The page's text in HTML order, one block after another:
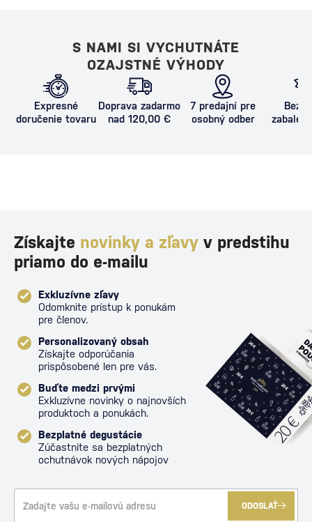
S NAMI SI VYCHUTNÁTE
OZAJSTNÉ VÝHODY
Expresné
doručenie tovaru
Doprava zadarmo
nad 120,00 €
7 predajní pre
osobný odber
Získajte novinky a zľavy v predstihu
priamo do e-mailu
Exkluzívne zľavy
Odomknite prístup k ponukám
pre členov.
Personalizovaný obsah
Získajte odporúčania
prispôsobené len pre vás.
Buďte medzi prvými
Exkluzívne novinky o najnovších
produktoch a ponukách.
Bezplatné degustácie
Zúčastnite sa bezplatných
ochutnávok nových nápojov
ODOSLAŤ